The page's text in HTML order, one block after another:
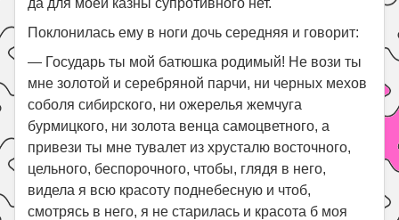
Поклонилась ему в ноги дочь середняя и говорит:
— Государь ты мой батюшка родимый! Не вози ты
мне золотой и серебряной парчи, ни черных мехов
соболя сибирского, ни ожерелья жемчуга
бурмицкого, ни золота венца самоцветного, а
привези ты мне тувалет из хрусталю восточного,
цельного, беспорочного, чтобы, глядя в него,
видела я всю красоту поднебесную и чтоб,
смотрясь в него, я не старилась и красота б моя